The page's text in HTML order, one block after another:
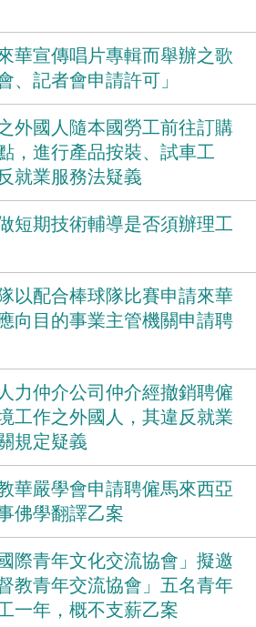
華宣傳唱片專輯而舉辦之歌
、記者會申請許可」
外國人隨本國勞工前往訂購
，進行產品按裝、試車工
就業服務法疑義
短期技術輔導是否須辦理工
以配合棒球隊比賽申請來華
向目的事業主管機關申請聘
力仲介公司仲介經撤銷聘僱
工作之外國人，其違反就業
規定疑義
華嚴學會申請聘僱馬來西亞
佛學翻譯乙案
際青年文化交流協會」擬邀
教青年交流協會」五名青年
一年，概不支薪乙案